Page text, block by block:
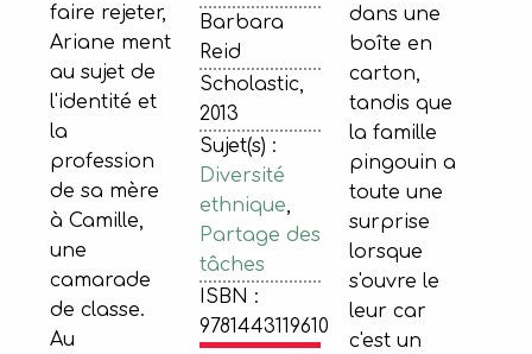
faire rejeter,
Ariane ment
au sujet de
l'identité et
la
profession
de sa mère
à Camille,
une
camarade
de classe.
Au
Barbara
Reid
Scholastic,
2013
Sujet(s) :
Diversité
ethnique,
Partage des
tâches
ISBN :
9781443119610
dans une
boîte en
carton,
tandis que
la famille
pingouin a
toute une
surprise
lorsque
s'ouvre le
leur car
c'est un